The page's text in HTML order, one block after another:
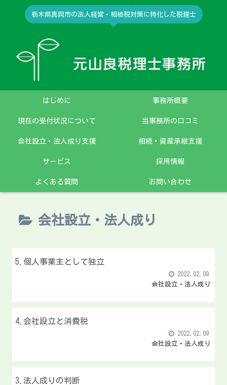
栃木県真岡市の法人経営・相続税対策に特化した税理士
はじめに 事務所概要
現在の受付状況について 当事務所の口コミ
会社設立・法人成り支援 相続・資産承継支援
サービス 採用情報
よくある質問 お問い合わせ
会社設立・法人成り
5.個人事業主として独立
2022.02.09
会社設立・法人成り
4.会社設立と消費税
2022.02.09
会社設立・法人成り
3.法人成りの判断